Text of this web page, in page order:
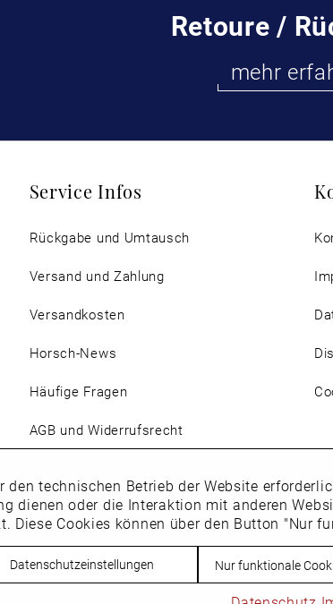
Retoure /
mehr
Service Infos
Rückgabe und Umtausch
Versand und Zahlung
Versandkosten
Horsch-News
Häufige Fragen
AGB und Widerrufsrecht
Vertrag
© Schuhhaus Horsch. * Alle Preise inkl.
den technischen Betrieb der Website
dienen oder die Interaktion mit anderen
Diese Cookies können über den Button "Nur
Datenschutzeinstellungen Nur funktionale